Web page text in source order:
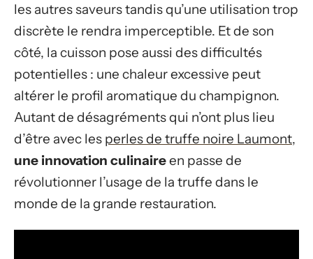
les autres saveurs tandis qu’une utilisation trop
discrète le rendra imperceptible. Et de son
côté, la cuisson pose aussi des difficultés
potentielles : une chaleur excessive peut
altérer le profil aromatique du champignon.
Autant de désagréments qui n’ont plus lieu
d’être avec les perles de truffe noire Laumont,
une innovation culinaireen passe de
révolutionner l’usage de la truffe dans le
monde de la grande restauration.